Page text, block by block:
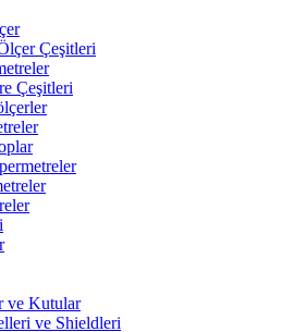
Çeşitleri
Çeşitleri
ve Kutular
ve Shieldleri